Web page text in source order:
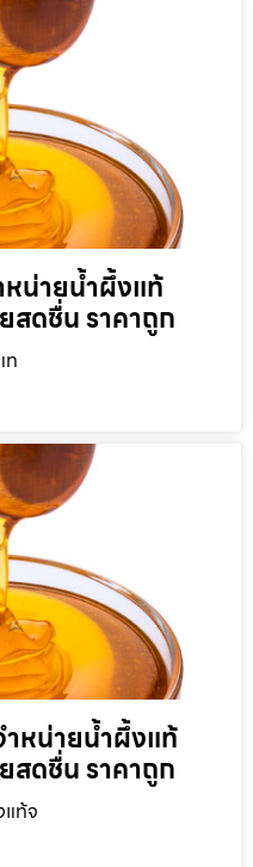
น่ายน้ำผึ้งแท้
สดชื่น ราคาถูก
ท
หน่ายน้ำผึ้งแท้
สดชื่น ราคาถูก
ท้จ